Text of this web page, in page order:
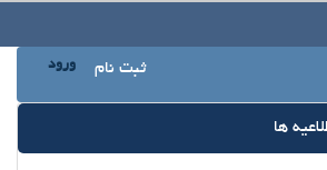
ثبت نام ورود
ها